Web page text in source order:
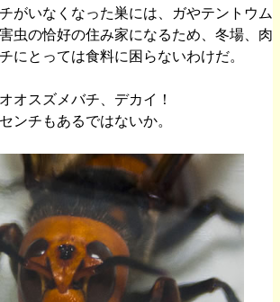
がいなくなった巣には、ガやテントウム
虫の恰好の住み家になるため、冬場、肉
にとっては食料に困らないわけだ。
オスズメバチ、デカイ！
ンチもあるではないか。